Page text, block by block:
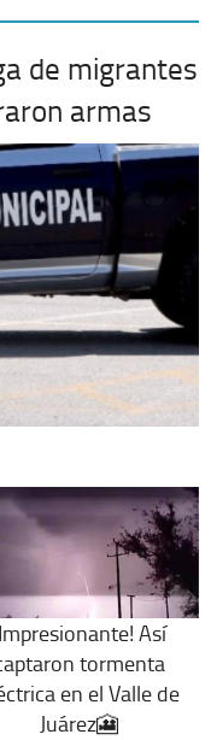
de migrantes
armas
Así
tormenta
en el Valle de
Juárez🎦